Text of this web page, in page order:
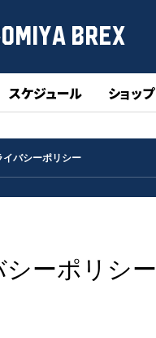
BREX
スケジュール ショップ
イバシーポリシー
ーポリシー